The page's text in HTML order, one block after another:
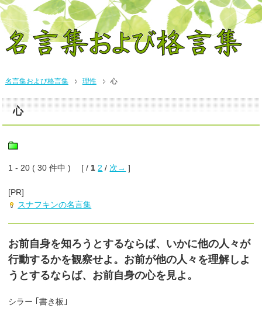
名言集および格言集 理性 心
心
1 - 20 ( 30 件中 ) [ / 1 2 / 次→ ]
[PR]
スナフキンの名言集
お前自身を知ろうとするならば、いかに他の人々が
行動するかを観察せよ。お前が他の人々を理解しよ
うとするならば、お前自身の心を見よ。
シラー ｢書き板｣